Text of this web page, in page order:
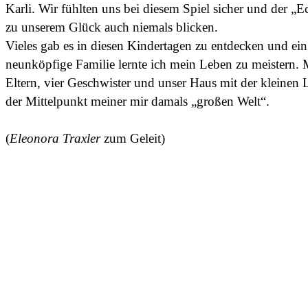
Karli. Wir fühlten uns bei diesem Spiel sicher und der
zu unserem Glück auch niemals blicken.
Vieles gab es in diesen Kindertagen zu entdecken und
neunköpfige Familie lernte ich mein Leben zu meistern.
Eltern, vier Geschwister und unser Haus mit der kleinen
der Mittelpunkt meiner mir damals „großen Welt“.
(Eleonora Traxlerzum Geleit)